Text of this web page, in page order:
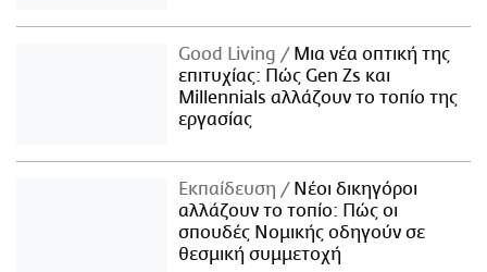
Good Living
Μια νέα οπτική της
επιτυχίας: Πώς Gen Zs και
Millennials αλλάζουν το τοπίο της
εργασίας
Εκπαίδευση
Νέοι δικηγόροι
αλλάζουν το τοπίο: Πώς οι
σπουδές Νομικής οδηγούν σε
θεσμική συμμετοχή